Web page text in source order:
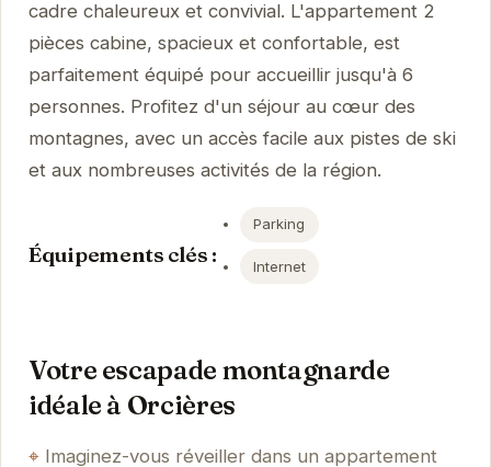
cadre chaleureux et convivial. L'appartement 2
pièces cabine, spacieux et confortable, est
parfaitement équipé pour accueillir jusqu'à 6
personnes. Profitez d'un séjour au cœur des
montagnes, avec un accès facile aux pistes de ski
et aux nombreuses activités de la région.
Équipements clés :
Parking
Internet
Votre escapade montagnarde
idéale à Orcières
Imaginez-vous réveiller dans un appartement